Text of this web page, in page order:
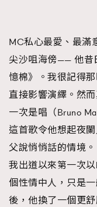
MC私心最愛、最滿
尖沙咀海傍—— 他昔
憶棉》。我很記得
直接影響演繹。然
一次是唱（Bruno
這首歌令他想起夜
父說悄悄話的情境
我出道以來第一次
個性情中人，只是
後，他換了一個更